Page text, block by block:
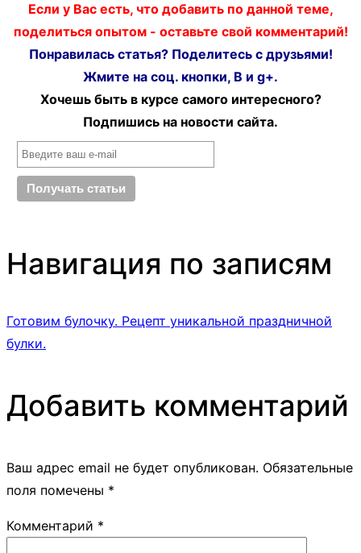
Если у Вас есть, что добавить по данной теме,
поделиться опытом - оставьте свой комментарий!
Понравилась статья? Поделитесь с друзьями!
Жмите на соц. кнопки, В и g+.
Хочешь быть в курсе самого интересного?
Подпишись на новости сайта.
Навигация по записям
Готовим булочку. Рецепт уникальной праздничной
булки.
Добавить комментарий
Ваш адрес email не будет опубликован. Обязательные
поля помечены *
Комментарий *